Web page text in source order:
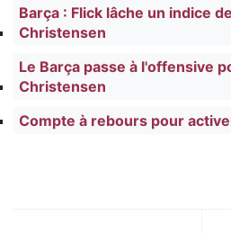
Barça : Flick lâche un indice
Christensen
Le Barça passe à l'offensive
Christensen
Compte à rebours pour